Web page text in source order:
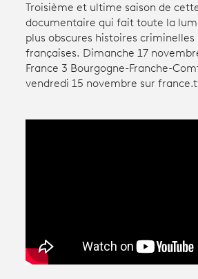
connexion
Avantages fidélité
Troisième et ultime saison de
documentaire qui fait toute la
plus obscures histoires criminelles
françaises. Dimanche 17
France 3 Bourgogne-Franche-
vendredi 15 novembre sur